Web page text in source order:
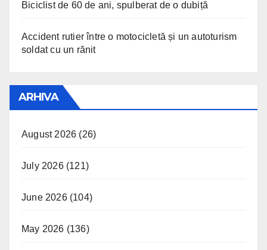
Biciclist de 60 de ani, spulberat de o dubiță
Accident rutier între o motocicletă și un autoturism
soldat cu un rănit
ARHIVA
August 2026 (26)
July 2026(121)
June 2026(104)
May 2026 (136)